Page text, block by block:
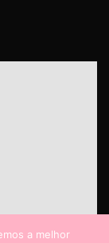
a melhor